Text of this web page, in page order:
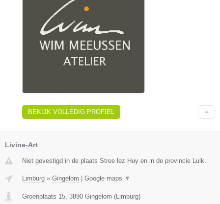
BEKIJK VOLLEDIG PROFIEL
Livine-Art
Niet gevestigd in de plaats Stree lez Huy en in de provincie Luik.
Limburg » Gingelom | Google maps ▼
Groenplaats 15 3890 Gingelom (Limburg)